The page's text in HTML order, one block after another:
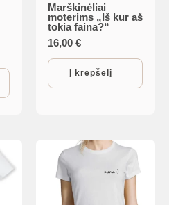
page
Marškinėliai
moterims „Iš kur aš
tokia faina?“
16,00€
Į krepšelį